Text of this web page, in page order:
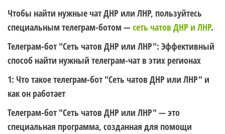
Чтобы найти нужные чат ДНР или ЛНР, пользуйтесь
специальным телеграм-ботом —сеть чатов ДНР и ЛНР.
Телеграм-бот "Сеть чатов ДНР или ЛНР": Эффективный
способ найти нужный телеграм-чат в этих регионах
1: Что такое телеграм-бот "Сеть чатов ДНР или ЛНР" и
как он работает
Телеграм-бот "Сеть чатов ДНР или ЛНР" — это
специальная программа, созданная для помощи